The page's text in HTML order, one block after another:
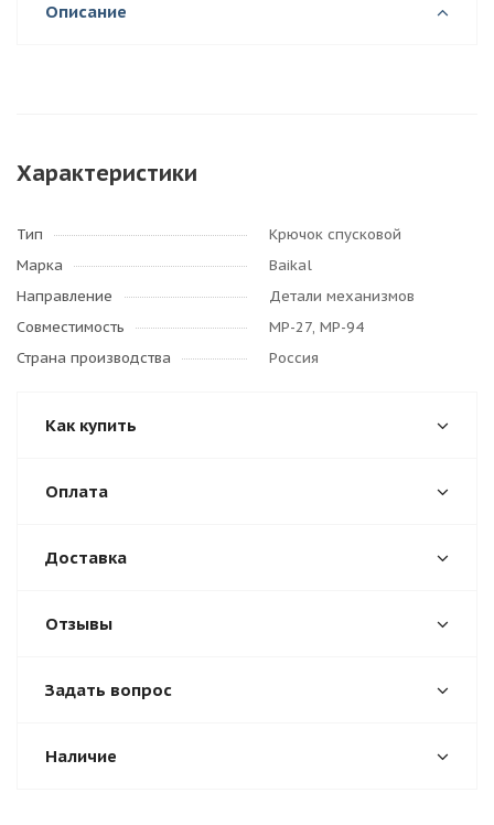
Описание
Характеристики
Тип
Крючок спусковой
Марка
Baikal
Направление
Детали механизмов
Совместимость
МР-27, МР-94
Страна производства
Россия
Как купить
Оплата
Доставка
Отзывы
Задать вопрос
Наличие